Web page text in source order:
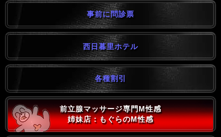
事前に問診票
西日暮里ホテル
各種割引
前立腺マッサージ専門M性感
姉妹店：もぐらのM性感